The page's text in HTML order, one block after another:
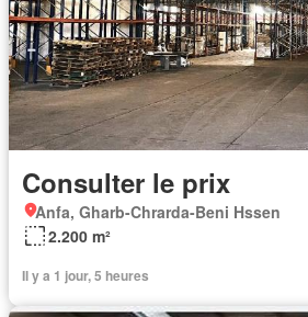
Consulter le prix
Anfa, Gharb-Chrarda-Beni Hssen
2.200 m²
Il y a 1 jour, 5 heures